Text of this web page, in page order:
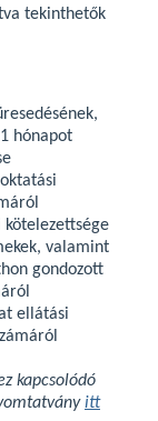
tekinthetők
hónapot
valamint
gondozott
ellátási
kapcsolódó
itt